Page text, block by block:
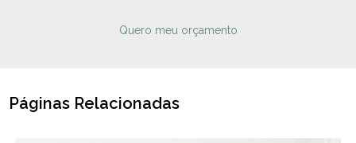
Quero meu orçamento
Páginas Relacionadas